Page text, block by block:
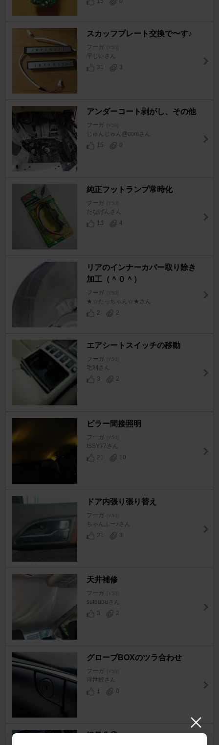
スカッフプレート交換で〜す♪
フーガ [Y50]
平じいさん
31
3
アンダーコート剥がし、その他
フーガ [Y50]
じゅんじゅん@comさん
15
0
純正フットランプ常時化
フーガ [Y50]
たなげんさん
13
4
リアのインナーカバー取り除き
加工（＾０＾）
フーガ [Y50]
★☆たっちゃん☆★さん
2
2
エアシートスイッチの移動
フーガ [Y50]
毛利さん
3
2
ピラー間接照明
フーガ [Y50]
ISSY77さん
21
10
ドア内張り張り替え
フーガ [Y50]
ちゃんふー♪さん
21
3
天井補修
フーガ [Y50]
sutoubuさん
3
2
グローブBOXのツラ合わせ
フーガ [Y50]
浮世鮫さん
1
0
軽量化④